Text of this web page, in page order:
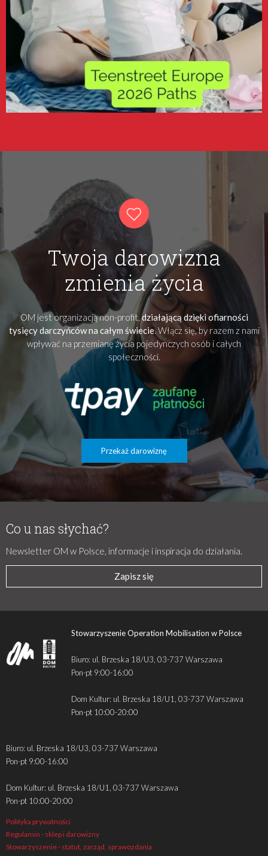
Twoja darowizna
zmienia życia
OM jest organizacją non-profit,działającą dzięki ofiarności
tysięcy darczyńców na całym świecie. Włącz się, by razem z nami
wpływać na przemianę życia pojedynczych osób i całych
społeczności.
Przekaż darowiznę
Co u nas słychać?
Newsletter OM w Polsce, informacje i inspiracja do działania.
Zapisz się
Stowarzyszenie Operation Mobilisation w Polsce
Biuro: ul. Brzeska 18/U3, 03-737 Warszawa
Pon-pt 9:00-16:00
Dom Kultur: ul. Brzeska 18/U1, 03-737 Warszawa
Pon-pt 10:00-20:00
Biuro: ul. Brzeska 18/U3, 03-737 Warszawa
Pon-pt 9:00-16:00
Dom Kultur: ul. Brzeska 18/U1, 03-737 Warszawa
Pon-pt 10:00-20:00
Polityka prywatności
Regulamin - sklep i darowizny
Stowarzyszenie - statut, zarząd, sprawozdania